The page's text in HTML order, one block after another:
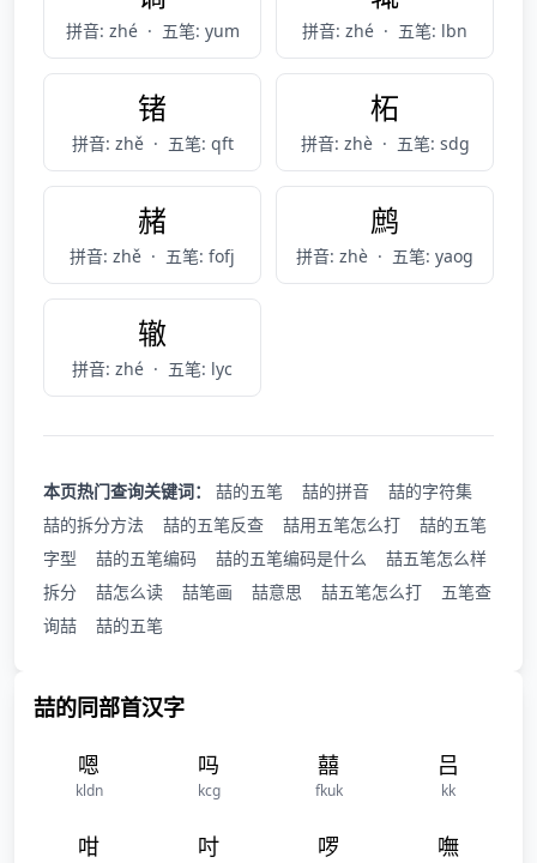
拼音: zhé · 五笔: yum 拼音: zhé · 五笔: lbn
锗
拼音: zhě · 五笔: qft
柘
拼音: zhè · 五笔: sdg
赭
拼音: zhě · 五笔: fofj
鹧
拼音: zhè · 五笔: yaog
辙
拼音: zhé · 五笔: lyc
本页热门查询关键词： 喆的五笔 喆的拼音
喆的字符集
喆的拆分方法
喆的五笔反查 喆用五笔怎么打
喆的五笔
字型
喆的五笔编码 喆的五笔编码是什么
喆五笔怎么样
拆分
喆怎么读 喆笔画 喆意思 喆五笔怎么打
五笔查
询喆
喆的五笔
喆的同部首汉字
嗯
kldn
吗
kcg
囍
fkuk
吕
kk
咁 吋 啰 嘸